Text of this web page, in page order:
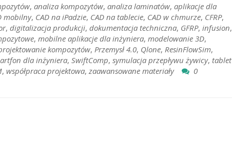
, analiza kompozytów, analiza laminatów, aplikacje dla
mobilny, CAD na iPadzie, CAD na tablecie, CAD w chmurze, CFRP,
, digitalizacja produkcji, dokumentacja techniczna, GFRP, infusion,
, mobilne aplikacje dla inżyniera, modelowanie 3D,
kompozytów, Przemysł 4.0, Qlone, ResinFlowSim,
dla inżyniera, SwiftComp, symulacja przepływu żywicy, tablet
, współpraca projektowa, zaawansowane materiały
0